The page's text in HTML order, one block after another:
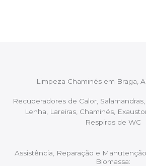
Limpeza Chaminés em Braga,
Recuperadores de Calor,
Lenha, Lareiras, Chaminés,
Respiros de WC
Assistência, Reparação e
Biomassa: